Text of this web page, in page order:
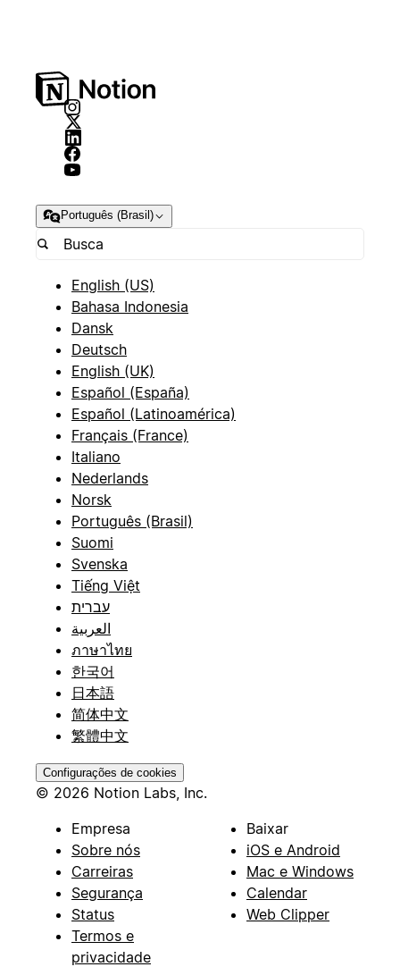
Português (Brasil)
English (US)
Bahasa Indonesia
Dansk
Deutsch
English (UK)
Español (España)
Español (Latinoamérica)
Français (France)
Italiano
Nederlands
Norsk
Português (Brasil)
Suomi
Svenska
Tiếng Việt
עברית
العربية
ภาษาไทย
한국어
日本語
简体中文
繁體中文
Configurações de cookies
© 2026 Notion Labs, Inc.
Empresa
Sobre nós
Carreiras
Segurança
Status
Termos e
privacidade
Baixar
iOS e Android
Mac e Windows
Calendar
Web Clipper